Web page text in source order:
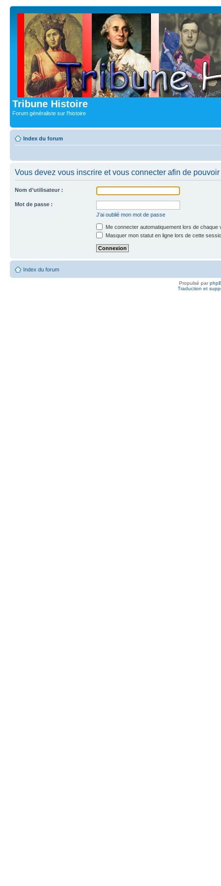
Tribune Histoire
Forum généraliste sur l'histoire
Index du forum
Vous devez vous inscrire et vous connecter afin de
Nom d’utilisateur :
Mot de passe :
J’ai oublié mon mot de passe
Me connecter automatiquement lors de chaque
Masquer mon statut en ligne lors de cette
Index du forum
Propulsé par
Traduction et